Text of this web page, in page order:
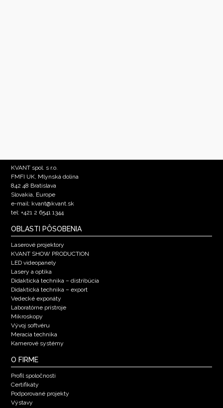
KVANT spol. s r.o.
FMFI UK, Mlynská dolina
842 48 Bratislava
Slovakia, Europe
e-mail: kvant@kvant.sk
tel: +421 2 6541 1344
OBLASTI PÔSOBENIA
Laserové projektory
KVANT SHOW PRODUCTION
LED videopanely
Lasery a optika
Didaktická technika – distribúcia
Didaktická technika – export
Vedecké exponáty
Laboratórne prístroje
Mikroskopy
Vývoj softvéru
Meracia technika
Kamerové systémy
O FIRME
Profil spoločnosti
Certifikáty
Podporované projekty
Výstavy